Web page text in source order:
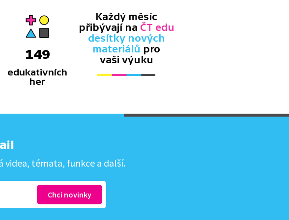
149
edukativních
her
Každý měsíc
přibývají na ČT edu
desítky nových
materiálů pro
vaši výuku
videa, témata, funkce a další.